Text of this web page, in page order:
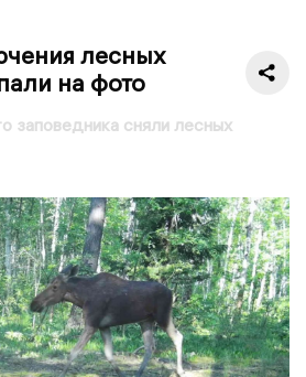
лесных
на фото
заповедника сняли лесных